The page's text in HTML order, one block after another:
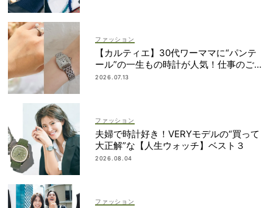
ファッション
【カルティエ】30代ワーママに“パンテ
ール”の一生もの時計が人気！仕事のご褒
美＆節目買いに
2026.07.13
ファッション
夫婦で時計好き！VERYモデルの“買って
大正解”な【人生ウォッチ】ベスト３
2026.08.04
ファッション